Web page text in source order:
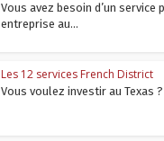
Vous avez besoin d’un service
entreprise au...
Les 12 services French District
Vous voulez investir au Texas ?